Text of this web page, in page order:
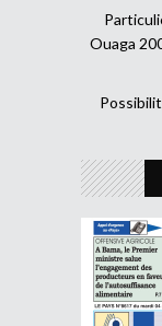
Ouaga